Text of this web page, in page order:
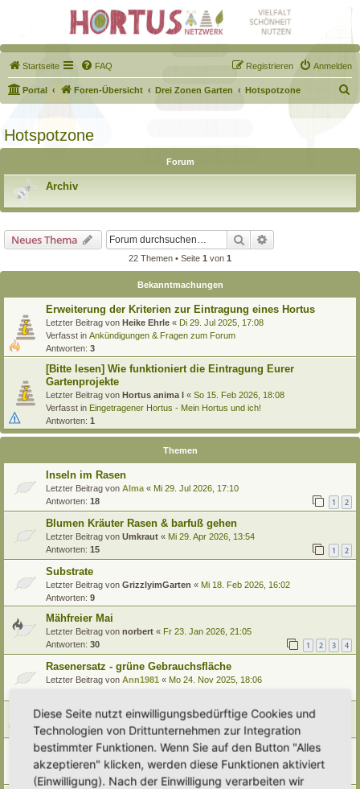
Startseite FAQ Anmelden
Registrieren
Portal Foren-Übersicht Drei Zonen Garten Hotspotzone
u
h
Hotspotzone
Forum
Archiv
Neues Thema Suche
22 Themen • Seite 1 von 1
Bekanntmachungen
Erweiterung der Kriterien zur Eintragung eines Hortus
Letzter Beitrag von Heike Ehrle « Di 29. Jul 2025, 17:08
Verfasst in Ankündigungen & Fragen zum Forum
Antworten: 3
[Bitte lesen] Wie funktioniert die Eintragung Eurer
Gartenprojekte
Letzter Beitrag von Hortus anima l « So 15. Feb 2026, 18:08
Verfasst in Eingetragener Hortus - Mein Hortus und ich!
Antworten: 1
Themen
Inseln im Rasen
Letzter Beitrag von Alma « Mi 29. Jul 2026, 17:10
Antworten: 18 1 2
Blumen Kräuter Rasen & barfuß gehen
Letzter Beitrag von Umkraut « Mi 29. Apr 2026, 13:54
Antworten: 15 1 2
Substrate
Letzter Beitrag von GrizzlyimGarten « Mi 18. Feb 2026, 16:02
Antworten: 9
Mähfreier Mai
Letzter Beitrag von norbert « Fr 23. Jan 2026, 21:05
Antworten: 30 1 2 3 4
Rasenersatz - grüne Gebrauchsfläche
Letzter Beitrag von Ann1981 « Mo 24. Nov 2025, 18:06
Video von Renature zu heimischen Gräsern!
Letzter Beitrag vontree12«So 19. Okt 2025, 11:13
Herbstgrasmilben
Letzter Beitrag vonSomnia«Mo 22. Sep 2025, 11:35
Antworten:
Diese Seite nutzt einwilligungsbedürftige Cookies und
Technologien von Drittunternehmen zur Integration
bestimmter Funktionen. Wenn Sie auf den Button "Alles
akzeptieren" klicken, werden diese Funktionen aktiviert
(Einwilligung). Nach der Einwilligung verarbeiten wir